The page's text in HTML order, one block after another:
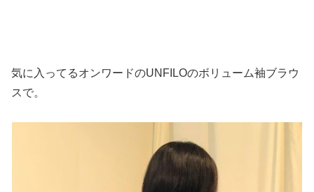
気に入ってるオンワードのUNFILOのボリューム袖ブラウ
スで。